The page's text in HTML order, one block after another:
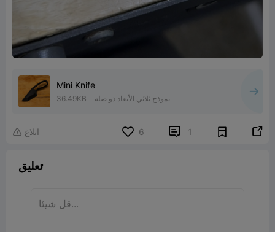
Mini Knife
36.49KB نموذج ثلاثي الأبعاد ذو صلة
 ابلاغ 6  1 
تعليق